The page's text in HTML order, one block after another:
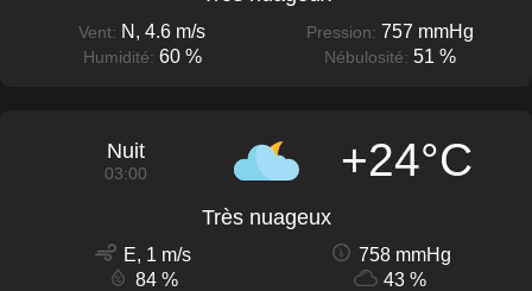
Vent: N, 4.6 m/s Pression: 757 mmHg
Humidité: 60 % Nébulosité: 51 %
Nuit
03:00 +24°C
Très nuageux
E, 1 m/s
758 mmHg
84 %
43 %